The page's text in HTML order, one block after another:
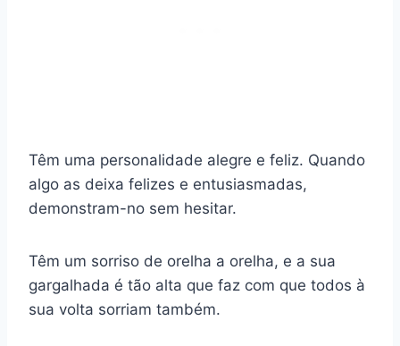
Têm uma personalidade alegre e feliz. Quando
algo as deixa felizes e entusiasmadas,
demonstram-no sem hesitar.
Têm um sorriso de orelha a orelha, e a sua
gargalhada é tão alta que faz com que todos à
sua volta sorriam também.